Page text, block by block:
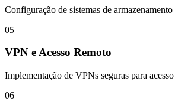
Configuração de sistemas de
05
VPN e Acesso Remoto
Implementação de VPNs seguras para
06